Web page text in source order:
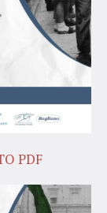
PDF